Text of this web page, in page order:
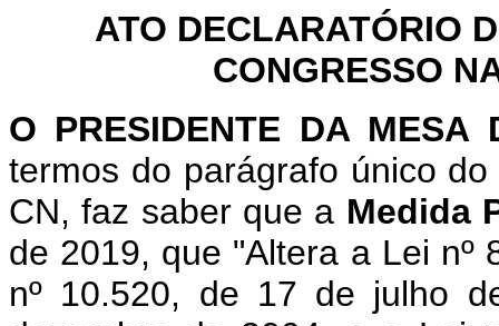
ATO DECLARATÓRIO
CONGRESSO
O PRESIDENTE DA MESA
termos do parágrafo único
CN, faz saber que a Medida
de 2019, que "Altera a Lei nº
nº 10.520, de 17 de julho